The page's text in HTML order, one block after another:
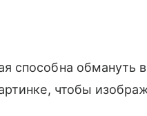
способна обмануть
чтобы